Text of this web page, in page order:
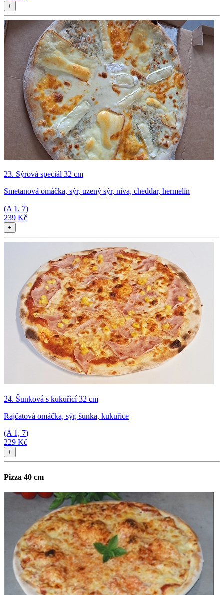
+
23. Sýrová speciál 32 cm
Smetanová omáčka, sýr, uzený sýr, niva, cheddar, hermelín
(A 1, 7)
239 Kč
+
24. Šunková s kukuřicí 32 cm
Rajčatová omáčka, sýr, šunka, kukuřice
(A 1, 7)
229 Kč
+
Pizza 40 cm